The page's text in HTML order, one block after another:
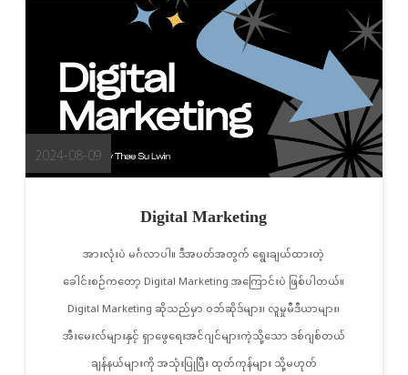
2024-08-09
Digital Marketing
အားလုံးပဲ မင်္ဂလာပါ။ ဒီအပတ်အတွက် ရွေးချယ်ထားတဲ့
ခေါင်းစဉ်ကတော့ Digital Marketing အကြောင်းပဲ ဖြစ်ပါတယ်။
Digital Marketing ဆိုသည်မှာ ဝဘ်ဆိုဒ်များ၊ လူမှုမီဒီယာများ၊
အီးမေးလ်များနှင့် ရှာဖွေရေးအင်ဂျင်များကဲ့သို့သော ဒစ်ဂျစ်တယ်
ချန်နယ်များကို အသုံးပြုပြီး ထုတ်ကုန်များ သို့မဟုတ်